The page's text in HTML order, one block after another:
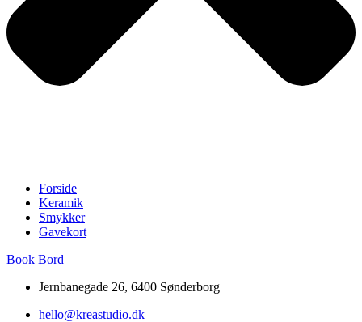
Forside
Keramik
Smykker
Gavekort
Book Bord
Jernbanegade 26, 6400 Sønderborg
hello@kreastudio.dk